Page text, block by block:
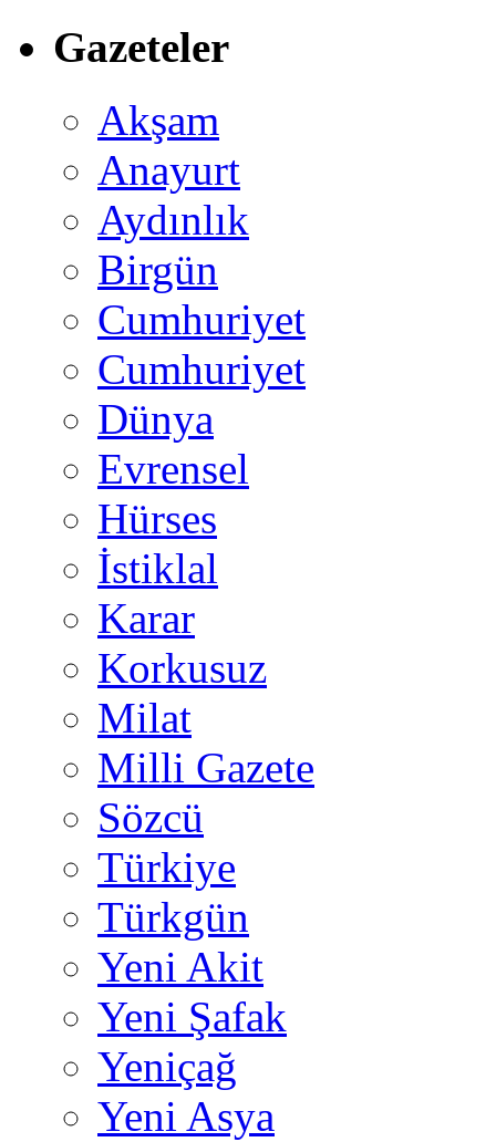
Gazeteler
Akşam
Anayurt
Aydınlık
Birgün
Cumhuriyet
Cumhuriyet
Dünya
Evrensel
Hürses
İstiklal
Karar
Korkusuz
Milat
Milli Gazete
Sözcü
Türkiye
Türkgün
Yeni Akit
Yeni Şafak
Yeniçağ
Yeni Asya